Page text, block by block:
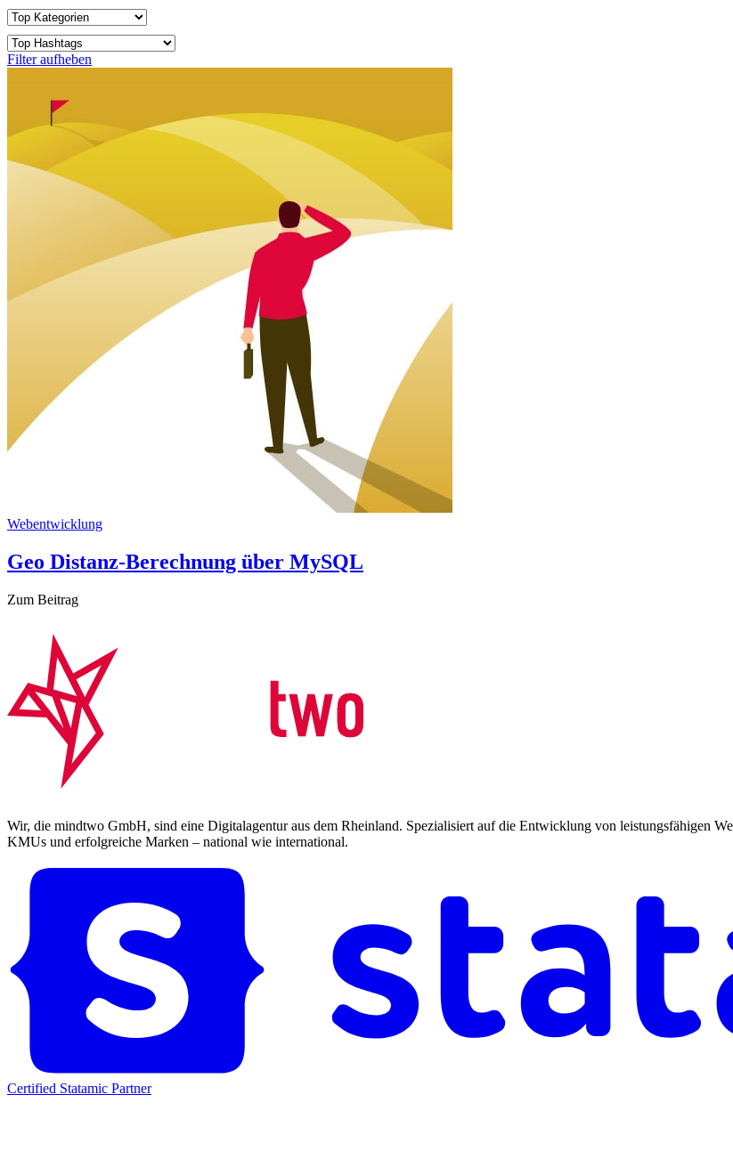
Filter aufheben
Webentwicklung
Geo Distanz-Berechnung über MySQL
Zum Beitrag
Wir, die mindtwo GmbH, sind eine Digitalagentur aus dem Rheinland. Spezialisiert auf die Entwicklung von leistungsfähigen
KMUs und erfolgreiche Marken – national wie international.
Certified Statamic Partner